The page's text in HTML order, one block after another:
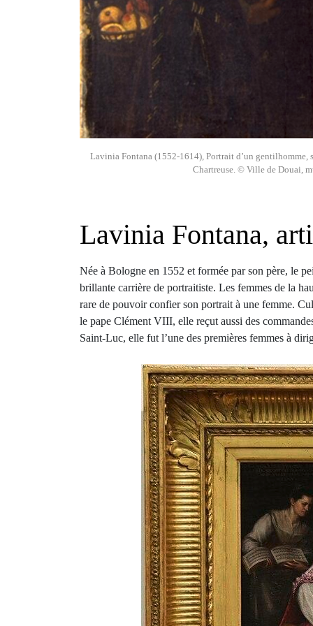
Lavinia Fontana (1552-1614), Portrait d’un gentilhomme,
Chartreuse. © Ville de Douai,
Lavinia Fontana,
Née à Bologne en 1552 et formée par son père, le
brillante carrière de portraitiste. Les femmes de la
rare de pouvoir confier son portrait à une femme.
le pape Clément VIII, elle reçut aussi des
Saint-Luc, elle fut l’une des premières femmes à